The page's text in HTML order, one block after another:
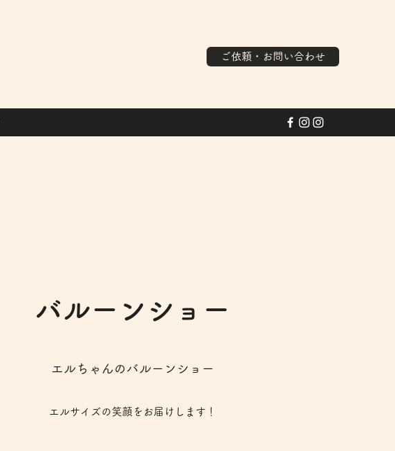
ご依頼・お問い合わせ
バルーンショー
エルちゃんのバルーンショー
エルサイズの笑顔をお届けします！